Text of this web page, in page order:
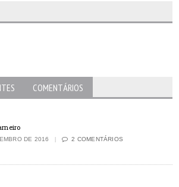
COMENTÁRIOS
DE 2016 2 COMENTÁRIOS